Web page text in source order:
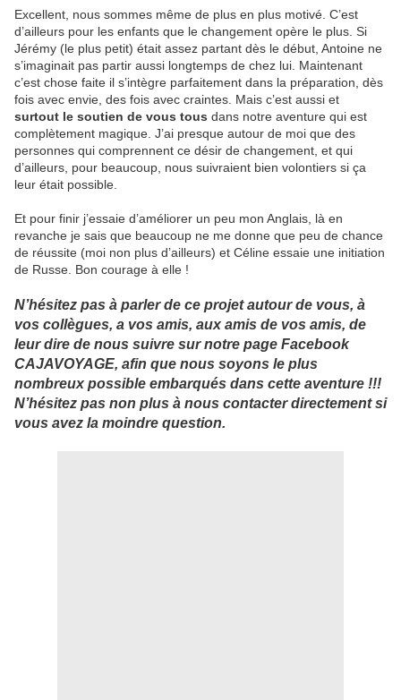
Excellent, nous sommes même de plus en plus motivé. C’est
d’ailleurs pour les enfants que le changement opère le plus. Si
Jérémy (le plus petit) était assez partant dès le début, Antoine ne
s’imaginait pas partir aussi longtemps de chez lui. Maintenant
c’est chose faite il s’intègre parfaitement dans la préparation, dès
fois avec envie, des fois avec craintes. Mais c’est aussi et
surtout le soutien de vous tous dans notre aventure qui est
complètement magique. J’ai presque autour de moi que des
personnes qui comprennent ce désir de changement, et qui
d’ailleurs, pour beaucoup, nous suivraient bien volontiers si ça
leur était possible.
Et pour finir j’essaie d’améliorer un peu mon Anglais, là en
revanche je sais que beaucoup ne me donne que peu de chance
de réussite (moi non plus d’ailleurs) et Céline essaie une initiation
de Russe. Bon courage à elle !
N’hésitez pas à parler de ce projet autour de vous, à
vos collègues, a vos amis, aux amis de vos amis, de
leur dire de nous suivre sur notre page Facebook
CAJAVOYAGE, afin que nous soyons le plus
nombreux possible embarqués dans cette aventure !!!
N’hésitez pas non plus à nous contacter directement si
vous avez la moindre question.